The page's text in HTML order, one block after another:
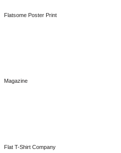
Flatsome Poster Print
Magazine
Flat T-Shirt Company